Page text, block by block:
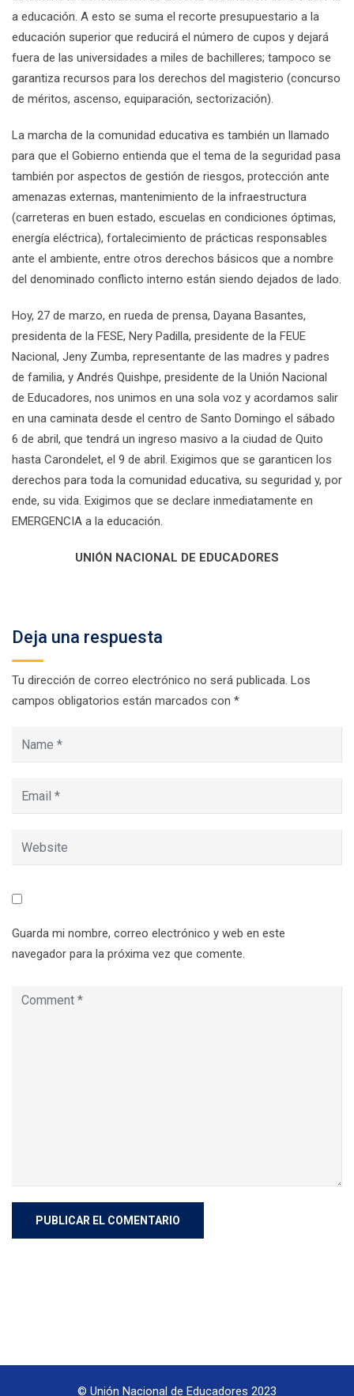
a educación. A esto se suma el recorte presupuestario a la
educación superior que reducirá el número de cupos y dejará
fuera de las universidades a miles de bachilleres; tampoco se
garantiza recursos para los derechos del magisterio (concurso
de méritos, ascenso, equiparación, sectorización).
La marcha de la comunidad educativa es también un llamado
para que el Gobierno entienda que el tema de la seguridad pasa
también por aspectos de gestión de riesgos, protección ante
amenazas externas, mantenimiento de la infraestructura
(carreteras en buen estado, escuelas en condiciones óptimas,
energía eléctrica), fortalecimiento de prácticas responsables
ante el ambiente, entre otros derechos básicos que a nombre
del denominado conflicto interno están siendo dejados de lado.
Hoy, 27 de marzo, en rueda de prensa, Dayana Basantes,
presidenta de la FESE, Nery Padilla, presidente de la FEUE
Nacional, Jeny Zumba, representante de las madres y padres
de familia, y Andrés Quishpe, presidente de la Unión Nacional
de Educadores, nos unimos en una sola voz y acordamos salir
en una caminata desde el centro de Santo Domingo el sábado
6 de abril, que tendrá un ingreso masivo a la ciudad de Quito
hasta Carondelet, el 9 de abril. Exigimos que se garanticen los
derechos para toda la comunidad educativa, su seguridad y, por
ende, su vida. Exigimos que se declare inmediatamente en
EMERGENCIA a la educación.
UNIÓN NACIONAL DE EDUCADORES
Deja una respuesta
Tu dirección de correo electrónico no será publicada. Los
campos obligatorios están marcados con *
Guarda mi nombre, correo electrónico y web en este
navegador para la próxima vez que comente.
© Unión Nacional de Educadores 2023